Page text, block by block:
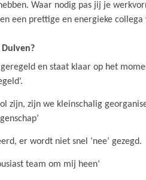
Waar nodig pas jij je
een prettige en energieke collega
en staat klaar op het
zijn, zijn we kleinschalig
er wordt niet snel ‘nee’ gezegd.
team om mij heen’